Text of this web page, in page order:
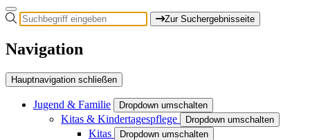
Zur Suchergebnisseite
Navigation
Hauptnavigation schließen
Jugend & Familie Dropdown umschalten
Kitas & Kindertagespflege Dropdown umschalten
Kitas Dropdown umschalten